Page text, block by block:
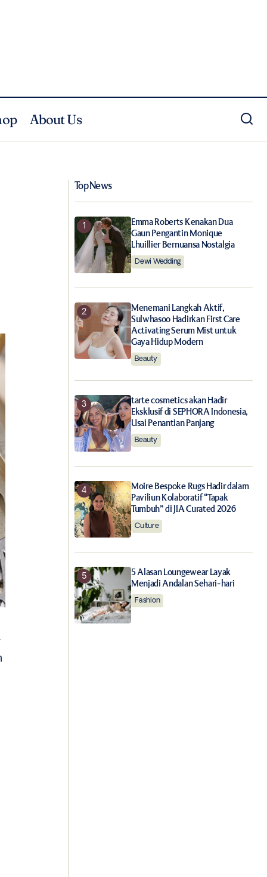
About Us
Top News
Emma Roberts Kenakan Dua
Gaun Pengantin Monique
Lhuillier Bernuansa Nostalgia
Dewi Wedding
Menemani Langkah Aktif,
Sulwhasoo Hadirkan First Care
Activating Serum Mist untuk
Gaya Hidup Modern
Beauty
tarte cosmetics akan Hadir
Eksklusif di SEPHORA Indonesia,
Usai Penantian Panjang
Beauty
Moire Bespoke Rugs Hadir dalam
Paviliun Kolaboratif “Tapak
Tumbuh” di JIA Curated 2026
Culture
5 Alasan Loungewear Layak
Menjadi Andalan Sehari-hari
Fashion